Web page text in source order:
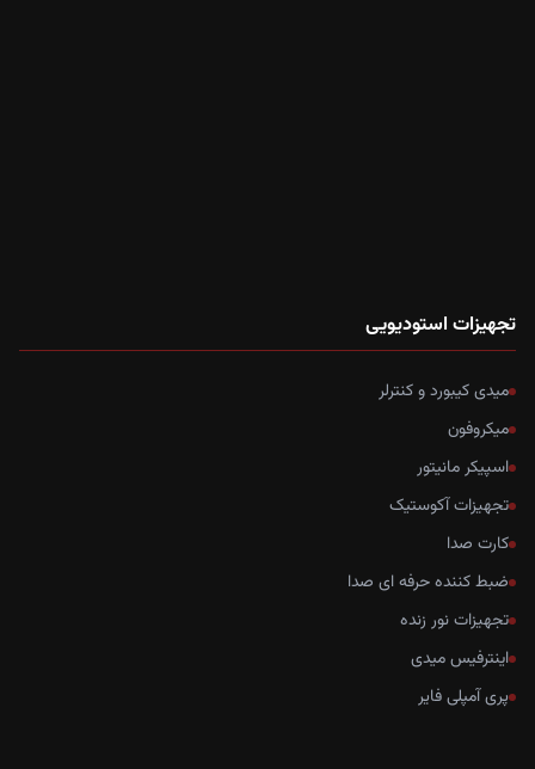
تجهیزات استودیویی
میدی کیبورد و کنترلر
میکروفون
اسپیکر مانیتور
تجهیزات آکوستیک
کارت صدا
ضبط کننده حرفه ای صدا
تجهیزات نور زنده
اینترفیس میدی
پری آمپلی فایر